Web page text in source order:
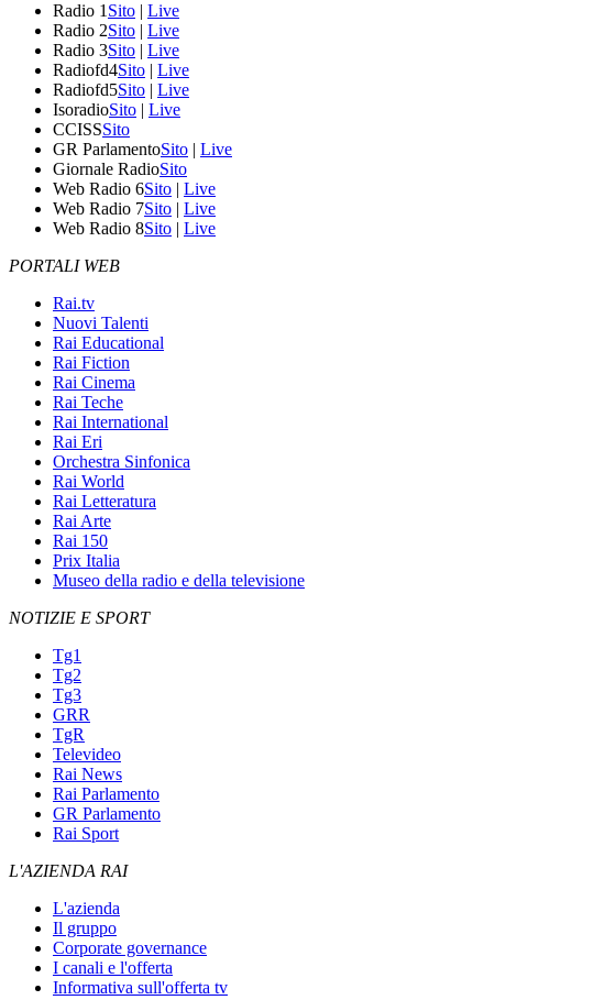
Radio 1 Sito | Live
Radio 2Sito | Live
Radio 3Sito | Live
Radiofd4Sito | Live
Radiofd5Sito | Live
IsoradioSito | Live
CCISSSito
GR ParlamentoSito | Live
Giornale RadioSito
Web Radio 6Sito | Live
Web Radio 7Sito | Live
Web Radio 8Sito | Live
PORTALI WEB
Rai.tv
Nuovi Talenti
Rai Educational
Rai Fiction
Rai Cinema
Rai Teche
Rai International
Rai Eri
Orchestra Sinfonica
Rai World
Rai Letteratura
Rai Arte
Rai 150
Prix Italia
Museo della radio e della televisione
NOTIZIE E SPORT
Tg1
Tg2
Tg3
GRR
TgR
Televideo
Rai News
Rai Parlamento
GR Parlamento
Rai Sport
L'AZIENDA RAI
L'azienda
Il gruppo
Corporate governance
I canali e l'offerta
Informativa sull'offerta tv